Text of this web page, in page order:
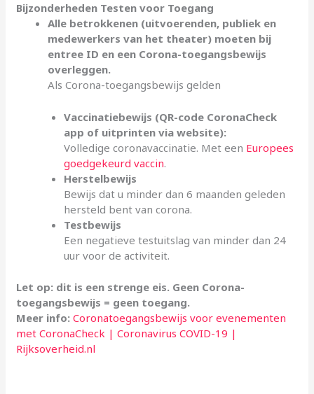
Bijzonderheden Testen voor Toegang
Alle betrokkenen (uitvoerenden, publiek en
medewerkers van het theater) moeten bij
entree ID en een Corona-toegangsbewijs
overleggen.
Als Corona-toegangsbewijs gelden
Vaccinatiebewijs (QR-code CoronaCheck
app of uitprinten via website):
Volledige coronavaccinatie. Met een Europees
goedgekeurd vaccin.
Herstelbewijs
Bewijs dat u minder dan 6 maanden geleden
hersteld bent van corona.
Testbewijs
Een negatieve testuitslag van minder dan 24
uur voor de activiteit.
Let op: dit is een strenge eis. Geen Corona-
toegangsbewijs = geen toegang.
Meer info:Coronatoegangsbewijs voor evenementen
met CoronaCheck | Coronavirus COVID-19 |
Rijksoverheid.nl